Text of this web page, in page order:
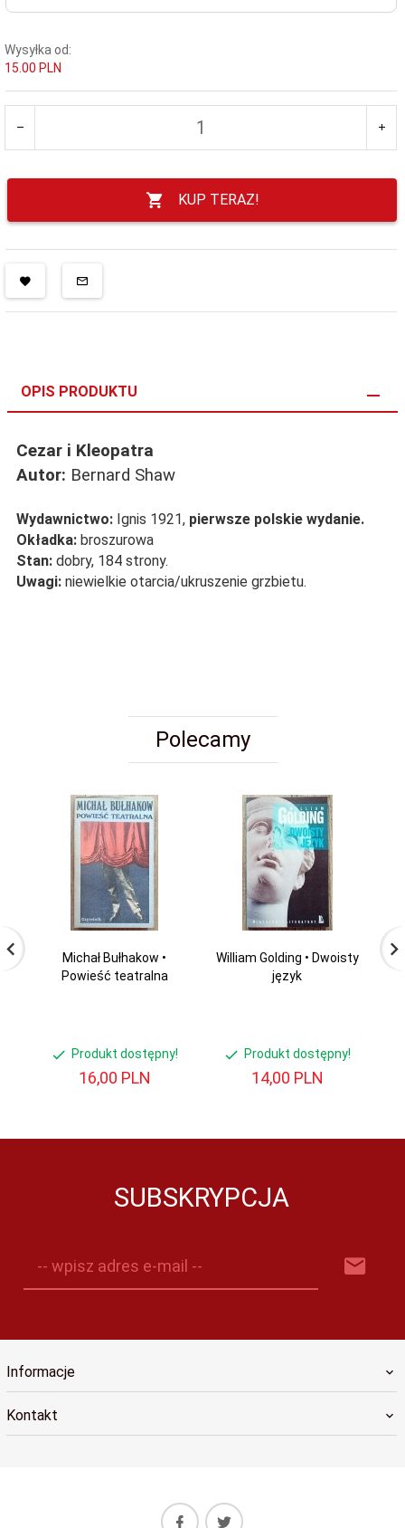
Wysyłka od:
15.00 PLN
KUP TERAZ!
OPIS PRODUKTU
Cezar i Kleopatra
Autor: Bernard Shaw
Wydawnictwo: Ignis 1921, pierwsze polskie wydanie.
Okładka: broszurowa
Stan: dobry, 184 strony.
Uwagi: niewielkie otarcia/ukruszenie grzbietu.
Polecamy
Michał Bułhakow •
Powieść teatralna
Produkt dostępny!
16,00 PLN
William Golding • Dwoisty
język
Produkt dostępny!
14,00 PLN
SUBSKRYPCJA
-- wpisz adres e-mail --
Informacje
Kontakt